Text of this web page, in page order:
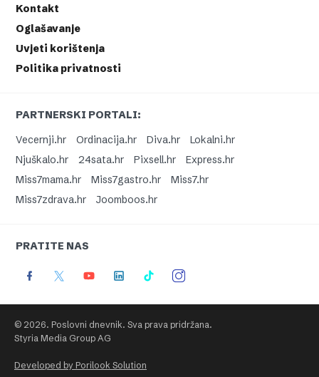
Kontakt
Oglašavanje
Uvjeti korištenja
Politika privatnosti
PARTNERSKI PORTALI:
Vecernji.hr
Ordinacija.hr Diva.hr
Lokalni.hr
Njuškalo.hr
24sata.hr Pixsell.hr
Express.hr
Miss7mama.hr
Miss7gastro.hr
Miss7.hr
Miss7zdrava.hr
Joomboos.hr
PRATITE NAS
© 2026. Poslovni dnevnik. Sva prava pridržana.
Styria Media Group AG
Developed by Porilook Solution